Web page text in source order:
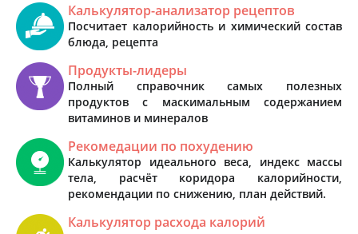
Калькулятор-анализатор рецептов
Посчитает калорийность и химический состав
блюда, рецепта
Продукты-лидеры
Полный справочник самых полезных
продуктов с маскимальным содержанием
витаминов и минералов
Рекомедации по похудению
Калькулятор идеального веса, индекс массы
тела, расчёт коридора калорийности,
рекомендации по снижению, план действий.
Калькулятор расхода калорий